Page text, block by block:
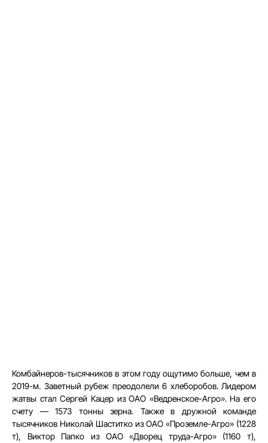
Комбайнеров-тысячников в этом году ощутимо больше, чем в
2019-м. Заветный рубеж преодолели 6 хлеборобов. Лидером
жатвы стал Сергей Кацер из ОАО «Ведренское-Агро». На его
счету — 1573 тонны зерна. Также в дружной команде
тысячников Николай Шаститко из ОАО «Проземле-Агро» (1228
т), Виктор Папко из ОАО «Дворец труда-Агро» (1160 т),